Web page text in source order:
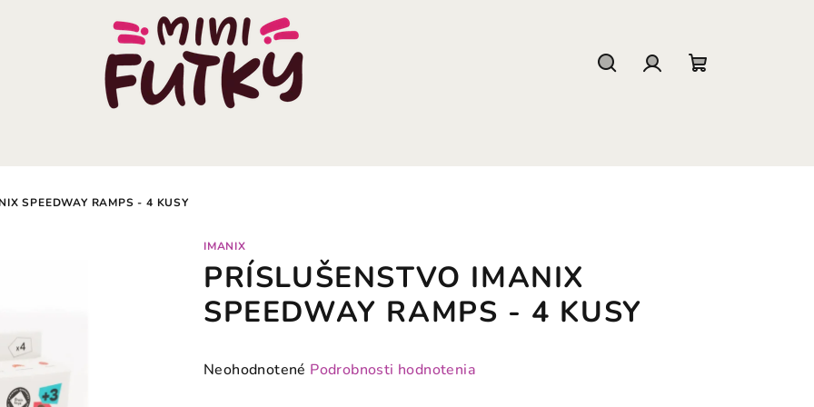
SPEEDWAY RAMPS - 4 KUSY
IMANIX
PRÍSLUŠENSTVO IMANIX
SPEEDWAY RAMPS - 4 KUSY
Priemerné
Neohodnotené Podrobnosti hodnotenia